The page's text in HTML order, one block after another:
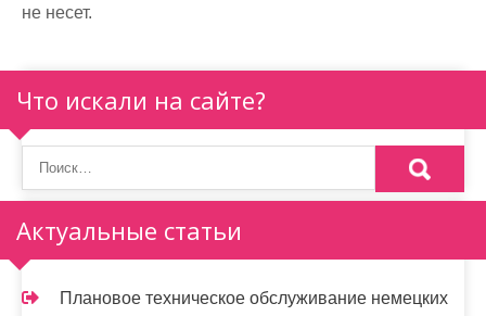
не несет.
Что искали на сайте?
Актуальные статьи
Плановое техническое обслуживание немецких